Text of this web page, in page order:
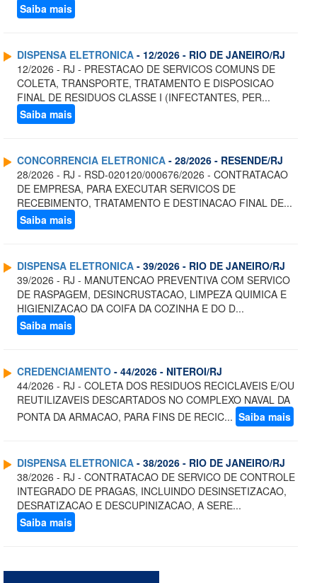
Saiba mais
DISPENSA ELETRONICA - 12/2026 - RIO DE JANEIRO/RJ
12/2026 - RJ - PRESTACAO DE SERVICOS COMUNS DE
COLETA, TRANSPORTE, TRATAMENTO E DISPOSICAO
FINAL DE RESIDUOS CLASSE I (INFECTANTES, PER...
Saiba mais
CONCORRENCIA ELETRONICA - 28/2026 - RESENDE/RJ
28/2026 - RJ - RSD-020120/000676/2026 - CONTRATACAO
DE EMPRESA, PARA EXECUTAR SERVICOS DE
RECEBIMENTO, TRATAMENTO E DESTINACAO FINAL DE...
Saiba mais
DISPENSA ELETRONICA - 39/2026 - RIO DE JANEIRO/RJ
39/2026 - RJ - MANUTENCAO PREVENTIVA COM SERVICO
DE RASPAGEM, DESINCRUSTACAO, LIMPEZA QUIMICA E
HIGIENIZACAO DA COIFA DA COZINHA E DO D...
Saiba mais
CREDENCIAMENTO - 44/2026 - NITEROI/RJ
44/2026 - RJ - COLETA DOS RESIDUOS RECICLAVEIS E/OU
REUTILIZAVEIS DESCARTADOS NO COMPLEXO NAVAL DA
PONTA DA ARMACAO, PARA FINS DE RECIC... Saiba mais
DISPENSA ELETRONICA - 38/2026 - RIO DE JANEIRO/RJ
38/2026 - RJ - CONTRATACAO DE SERVICO DE CONTROLE
INTEGRADO DE PRAGAS, INCLUINDO DESINSETIZACAO,
DESRATIZACAO E DESCUPINIZACAO, A SERE...
Saiba mais